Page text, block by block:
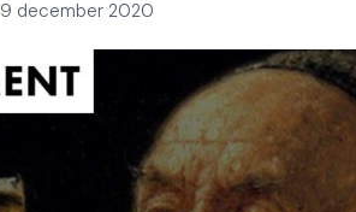
9 december 2020